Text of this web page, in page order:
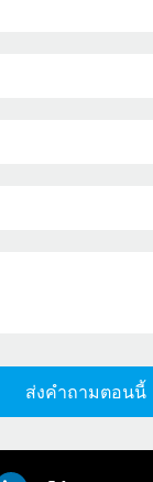
ส่งคำถามตอนนี้